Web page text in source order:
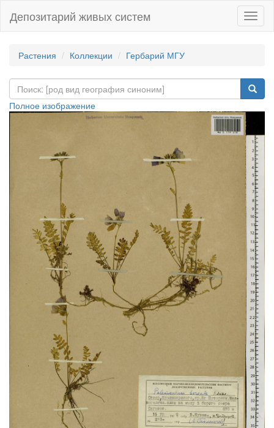
Депозитарий живых систем
Растения Коллекции Гербарий МГУ
Полное изображение